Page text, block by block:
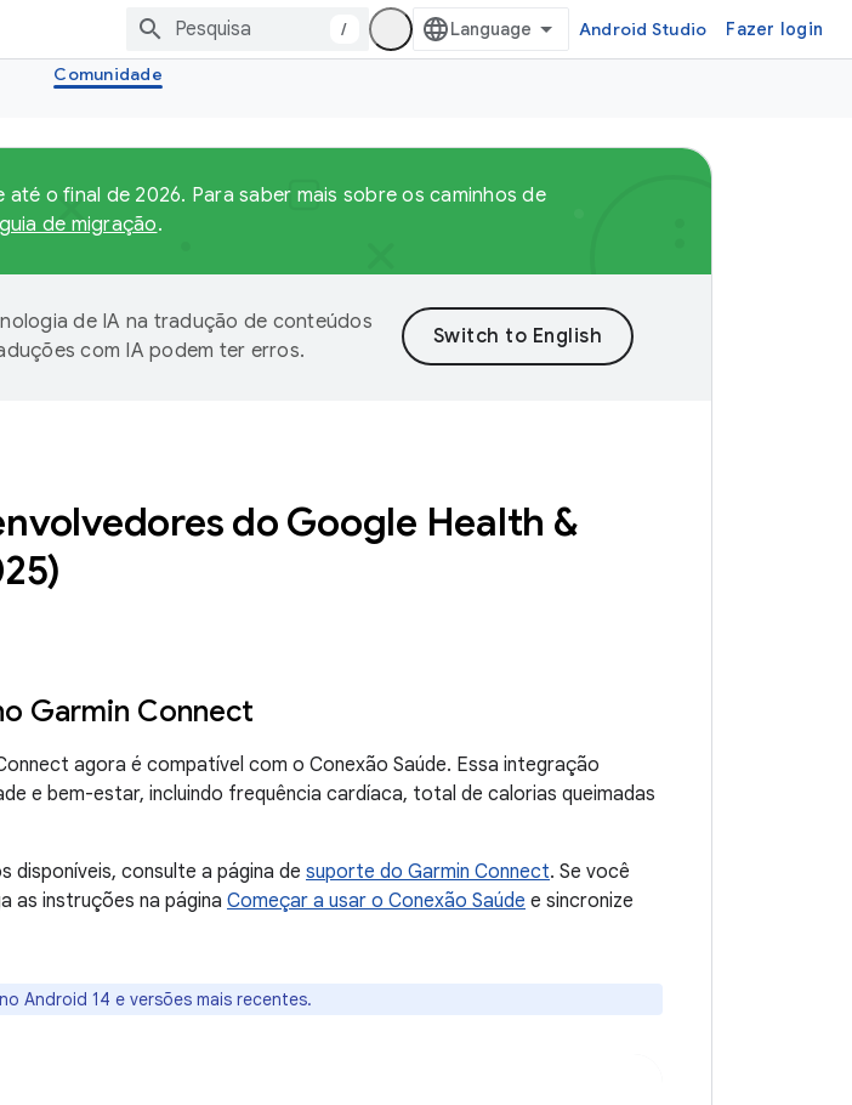
/ Android Studio Fazer login
Comunidade
o final de 2026. Para saber mais sobre os caminhos de
guia de migração.
de IA na tradução de conteúdos
com IA podem ter erros.
do Google Health &
Garmin Connect
agora é compatível com o Conexão Saúde. Essa integração
e bem-estar, incluindo frequência cardíaca, total de calorias queimadas
disponíveis, consulte a página de suporte do Garmin Connect. Se você
as instruções na página Começar a usar o Conexão Saúde e sincronize
Android 14 e versões mais recentes.